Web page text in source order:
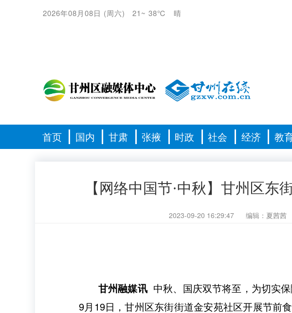
2026年08月08日 (周六) 21~ 38℃ 晴
首页 国内 甘肃 张掖 时政 社会 经济 教
【网络中国节·中秋】甘州区东
2023-09-20 16:29:47 编辑：夏茜茜
甘州融媒讯 中秋、国庆双节将至，为切实
9月19日，甘州区东街街道金安苑社区开展节前